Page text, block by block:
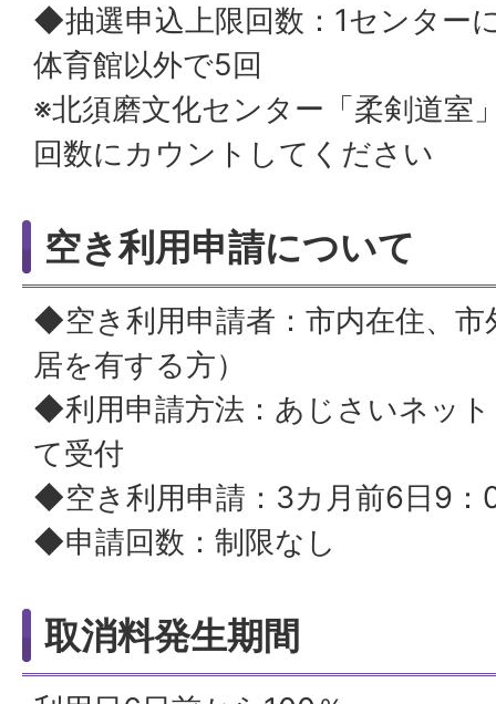
◆抽選申込上限回数：1センター
体育館以外で5回
※北須磨文化センター「柔剣道室
回数にカウントしてください
空き利用申請について
◆空き利用申請者：市内在住、市
居を有する方）
◆利用申請方法：あじさいネッ
て受付
◆空き利用申請：3カ月前6日9
◆申請回数：制限なし
取消料発生期間